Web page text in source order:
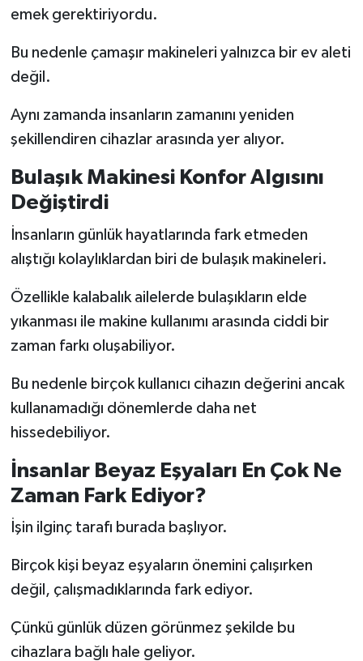
emek gerektiriyordu.
Bu nedenle çamaşır makineleri yalnızca bir ev aleti
değil.
Aynı zamanda insanların zamanını yeniden
şekillendiren cihazlar arasında yer alıyor.
Bulaşık Makinesi Konfor Algısını
Değiştirdi
İnsanların günlük hayatlarında fark etmeden
alıştığı kolaylıklardan biri de bulaşık makineleri.
Özellikle kalabalık ailelerde bulaşıkların elde
yıkanması ile makine kullanımı arasında ciddi bir
zaman farkı oluşabiliyor.
Bu nedenle birçok kullanıcı cihazın değerini ancak
kullanamadığı dönemlerde daha net
hissedebiliyor.
İnsanlar Beyaz Eşyaları En Çok Ne
Zaman Fark Ediyor?
İşin ilginç tarafı burada başlıyor.
Birçok kişi beyaz eşyaların önemini çalışırken
değil, çalışmadıklarında fark ediyor.
Çünkü günlük düzen görünmez şekilde bu
cihazlara bağlı hale geliyor.